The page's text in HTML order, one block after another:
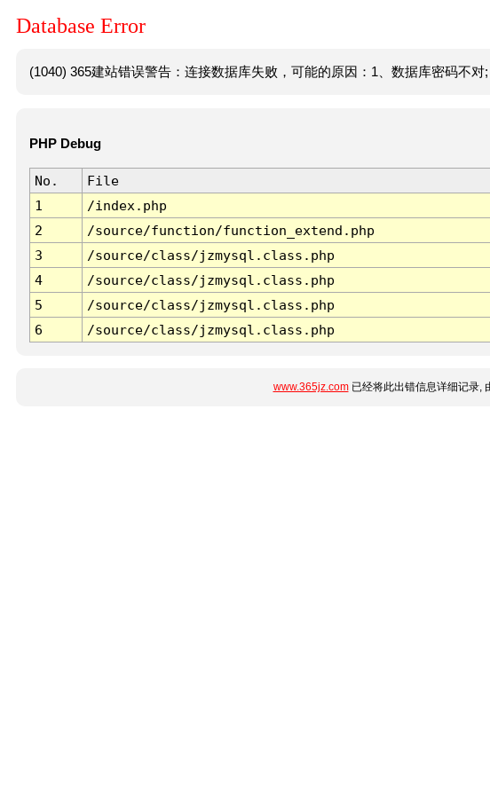
Database Error
(1040) 365建站错误警告：连接数据库失败，可能的原因：1、数据库密码不对;
PHP Debug
No. File
1
/index.php
2
/source/function/function_extend.php
3
/source/class/jzmysql.class.php
4
/source/class/jzmysql.class.php
5
/source/class/jzmysql.class.php
6
/source/class/jzmysql.class.php
www.365jz.com已经将此出错信息详细记录,